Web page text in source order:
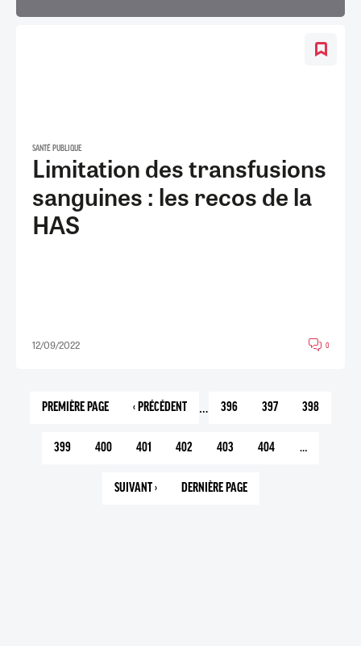
SANTÉ PUBLIQUE
Limitation des transfusions
sanguines : les recos de la
HAS
12/09/2022 0
PREMIÈRE PAGE
1
PAGE
‹ PRÉCÉDENT … PAGE
396 PAGE
397 PAGE
398
PAGE
399
PAGE
400 PAGE
401 PAGE
402 PAGE
403 PAGE
404 …
PAGE
SUIVANT › DERNIÈRE PAGE
1089